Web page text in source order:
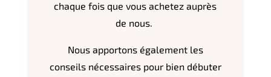
chaque fois que vous achetez auprès
de nous.
Nous apportons également les
conseils nécessaires pour bien débuter